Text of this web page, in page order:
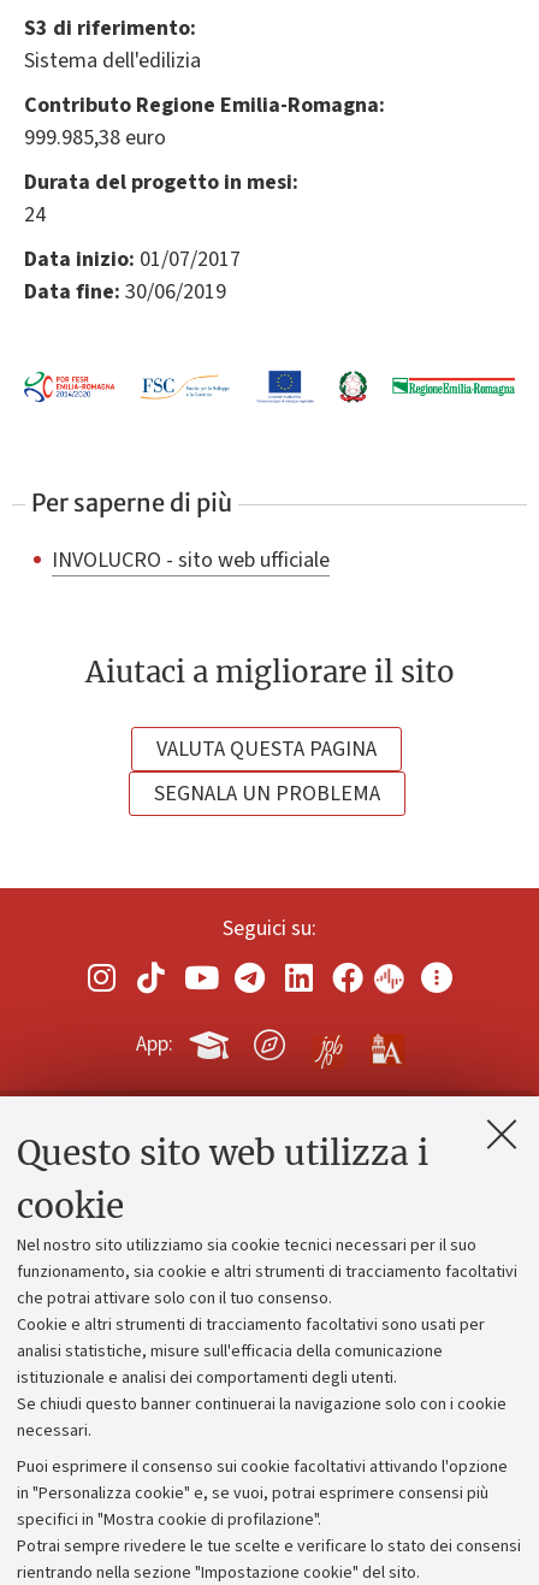
Questo sito web utilizza i
cookie
Nel nostro sito utilizziamo sia cookie tecnici necessari per il suo
funzionamento, sia cookie e altri strumenti di tracciamento facoltativi
che potrai attivare solo con il tuo consenso.
Cookie e altri strumenti di tracciamento facoltativi sono usati per
analisi statistiche, misure sull'efficacia della comunicazione
istituzionale e analisi dei comportamenti degli utenti.
Se chiudi questo banner continuerai la navigazione solo con i cookie
necessari.
Puoi esprimere il consenso sui cookie facoltativi attivando l'opzione
in "Personalizza cookie" e, se vuoi, potrai esprimere consensi più
specifici in "Mostra cookie di profilazione".
Potrai sempre rivedere le tue scelte e verificare lo stato dei consensi
rientrando nella sezione "Impostazione cookie" del sito.
S3 di riferimento:
Sistema dell'edilizia
Contributo Regione Emilia-Romagna:
999.985,38 euro
Durata del progetto in mesi:
24
Data inizio: 01/07/2017
Data fine: 30/06/2019
Per saperne di più
INVOLUCRO - sito web ufficiale
Aiutaci a migliorare il sito
VALUTA QUESTA PAGINA
SEGNALA UN PROBLEMA
Seguici su:
App:
Contatti e PEC
Alumni community
Piano strategico
Bilanci
Donazioni e 5x1000
Bandi, gare e concorsi
Albo online
Amministrazione trasparente